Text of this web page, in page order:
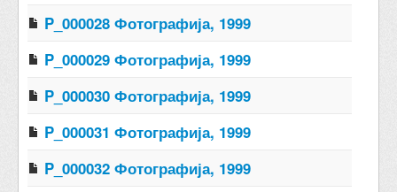
P_000028 Фотографија, 1999
P_000029 Фотографија, 1999
P_000030 Фотографија, 1999
P_000031 Фотографија, 1999
P_000032 Фотографија, 1999